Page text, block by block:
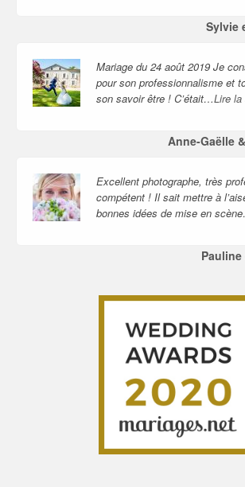
Sylvie
Mariage du 24 août 2019 Je
pour son professionnalisme et
son savoir être ! C’était…Lire
Anne-Gaëlle
Excellent photographe, très
compétent ! Il sait mettre à
bonnes idées de mise en